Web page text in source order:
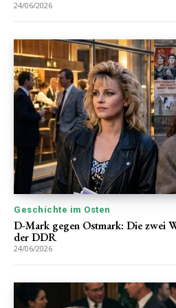
24/06/2026
Geschichte im Osten
D-Mark gegen Ostmark: Die zwei
der DDR
24/06/2026